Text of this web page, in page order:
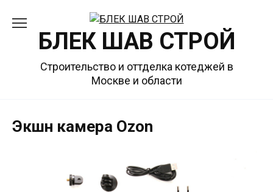
содержаниюБЛЕК ШАВ СТРОЙ
Строительство и оттделка котеджей в
Москве и области
Экшн камера Ozon